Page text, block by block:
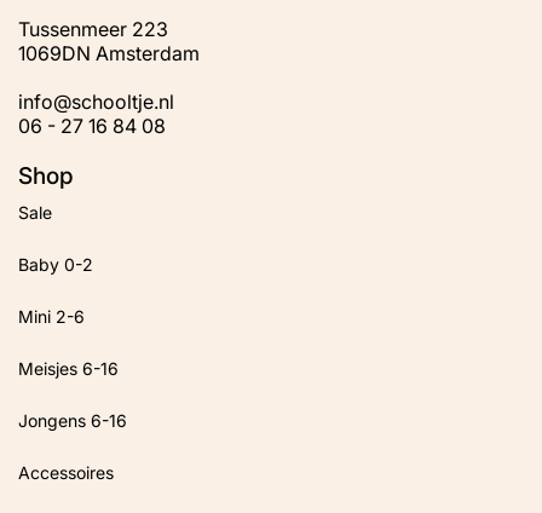
Tussenmeer 223
1069DN Amsterdam
info@schooltje.nl
06 - 27 16 84 08
Shop
Sale
Baby 0-2
Mini 2-6
Meisjes 6-16
Jongens 6-16
Accessoires